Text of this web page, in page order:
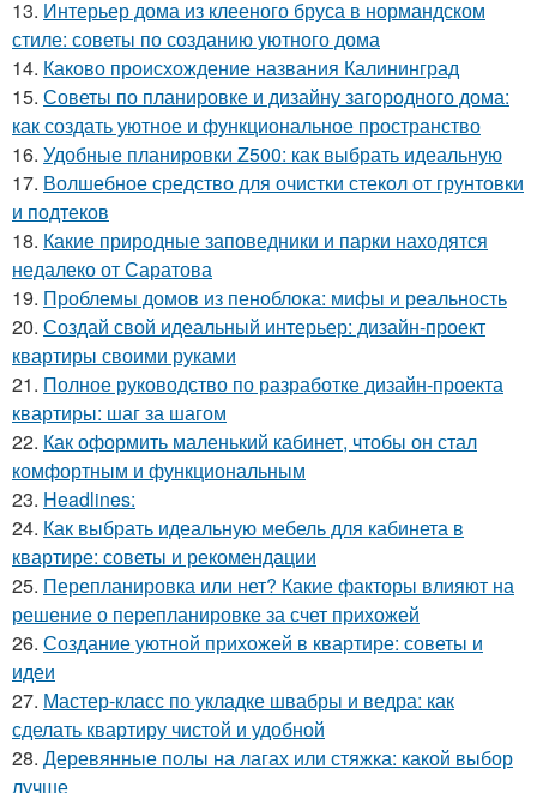
13. Интерьер дома из клееного бруса в нормандском
стиле: советы по созданию уютного дома
14. Каково происхождение названия Калининград
15. Советы по планировке и дизайну загородного дома:
как создать уютное и функциональное пространство
16. Удобные планировки Z500: как выбрать идеальную
17. Волшебное средство для очистки стекол от грунтовки
и подтеков
18. Какие природные заповедники и парки находятся
недалеко от Саратова
19. Проблемы домов из пеноблока: мифы и реальность
20. Создай свой идеальный интерьер: дизайн-проект
квартиры своими руками
21. Полное руководство по разработке дизайн-проекта
квартиры: шаг за шагом
22. Как оформить маленький кабинет, чтобы он стал
комфортным и функциональным
23. Headlines:
24. Как выбрать идеальную мебель для кабинета в
квартире: советы и рекомендации
25. Перепланировка или нет? Какие факторы влияют на
решение о перепланировке за счет прихожей
26. Создание уютной прихожей в квартире: советы и
идеи
27. Мастер-класс по укладке швабры и ведра: как
сделать квартиру чистой и удобной
28. Деревянные полы на лагах или стяжка: какой выбор
лучше